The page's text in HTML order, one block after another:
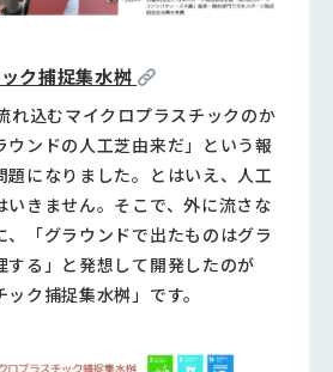
ク捕捉集水桝
れ込むマイクロプラスチックのか
ウンドの人工芝由来だ」という報
題になりました。とはいえ、人工
いきません。そこで、外に流さな
、「グラウンドで出たものはグラ
する」と発想して開発したのが
ック捕捉集水桝」です。